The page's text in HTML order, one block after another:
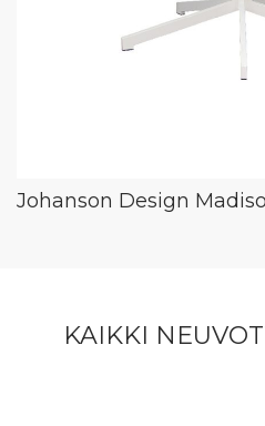
Johanson Design
KAIKKI